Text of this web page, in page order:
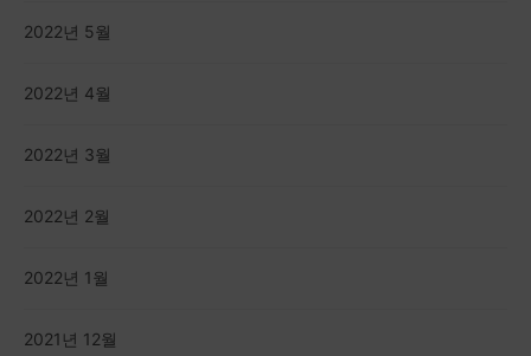
2022년 5월
2022년 4월
2022년 3월
2022년 2월
2022년 1월
2021년 12월